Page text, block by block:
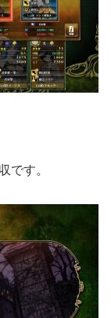
です。